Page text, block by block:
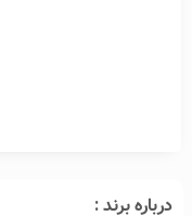
درباره برند :